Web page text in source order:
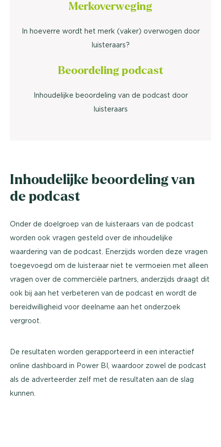
Merkoverweging
In hoeverre wordt het merk (vaker) overwogen door
luisteraars?
Beoordeling podcast
Inhoudelijke beoordeling van de podcast door
luisteraars
Inhoudelijke beoordeling van
de podcast
Onder de doelgroep van de luisteraars van de podcast
worden ook vragen gesteld over de inhoudelijke
waardering van de podcast. Enerzijds worden deze vragen
toegevoegd om de luisteraar niet te vermoeien met alleen
vragen over de commerciële partners, anderzijds draagt dit
ook bij aan het verbeteren van de podcast en wordt de
bereidwilligheid voor deelname aan het onderzoek
vergroot.
De resultaten worden gerapporteerd in een interactief
online dashboard in Power BI, waardoor zowel de podcast
als de adverteerder zelf met de resultaten aan de slag
kunnen.